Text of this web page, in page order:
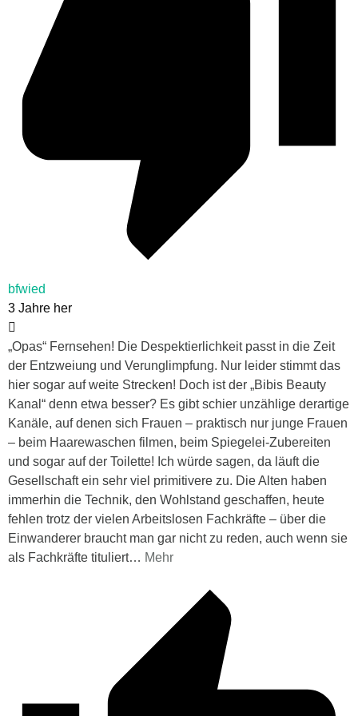
bfwied
3 Jahre her
„Opas“ Fernsehen! Die Despektierlichkeit passt in die Zeit
der Entzweiung und Verunglimpfung. Nur leider stimmt das
hier sogar auf weite Strecken! Doch ist der „Bibis Beauty
Kanal“ denn etwa besser? Es gibt schier unzählige derartige
Kanäle, auf denen sich Frauen – praktisch nur junge Frauen
– beim Haarewaschen filmen, beim Spiegelei-Zubereiten
und sogar auf der Toilette! Ich würde sagen, da läuft die
Gesellschaft ein sehr viel primitivere zu. Die Alten haben
immerhin die Technik, den Wohlstand geschaffen, heute
fehlen trotz der vielen Arbeitslosen Fachkräfte – über die
Einwanderer braucht man gar nicht zu reden, auch wenn sie
als Fachkräfte tituliert… Mehr